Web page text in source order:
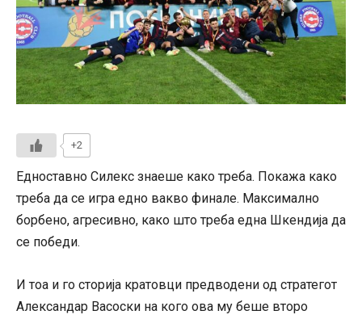
+2
Едноставно Силекс знаеше како треба. Покажа како
треба да се игра едно вакво финале. Максимално
борбено, агресивно, како што треба една Шкендија да
се победи.
И тоа и го сторија кратовци предводени од стратегот
Александар Васоски на кого ова му беше второ